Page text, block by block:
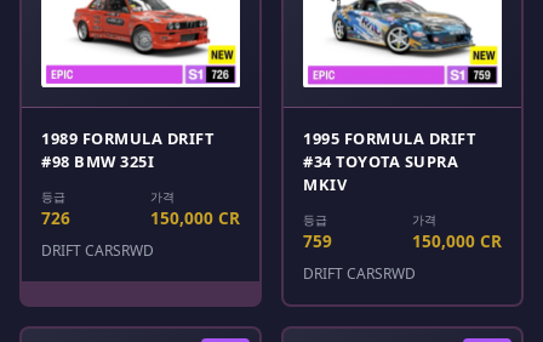
1989 FORMULA DRIFT
#98 BMW 325I
등급
726
가격
150,000 CR
DRIFT CARSRWD
1995 FORMULA DRIFT
#34 TOYOTA SUPRA
MKIV
등급
759
가격
150,000 CR
DRIFT CARSRWD